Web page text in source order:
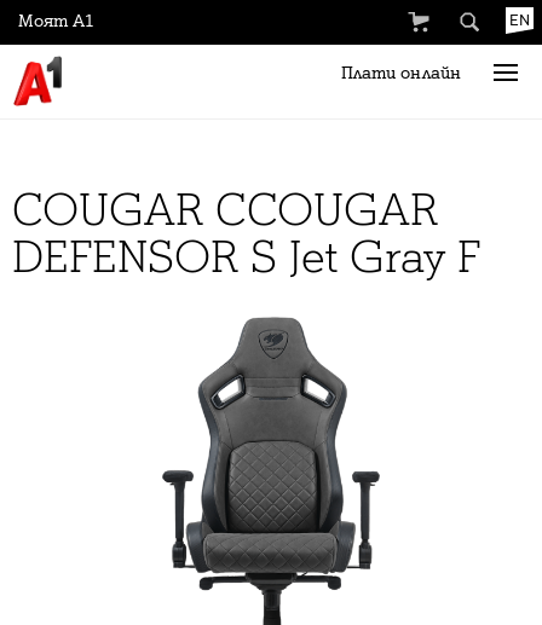
EN
Плати онлайн
Моят А1
COUGAR CCOUGAR
DEFENSOR S Jet Gray F